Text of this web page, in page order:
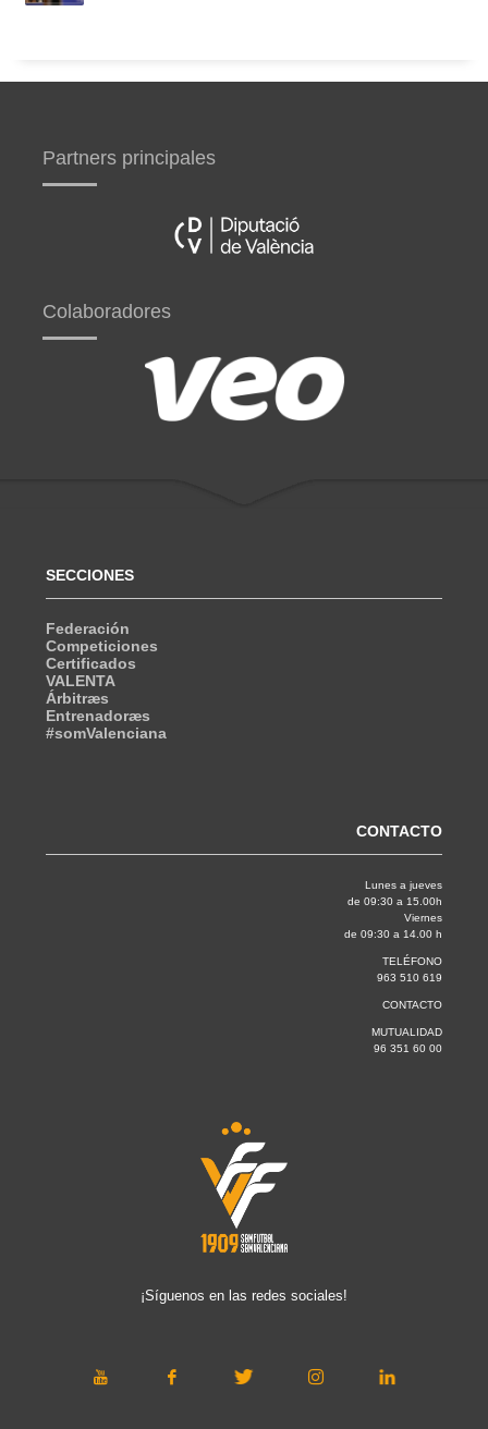
Partners principales
Colaboradores
SECCIONES
Federación
Competiciones
Certificados
VALENTA
Árbitræs
Entrenadoræs
#somValenciana
CONTACTO
Lunes a jueves
de 09:30 a 15.00h
Viernes
de 09:30 a 14.00 h
TELÉFONO
963 510 619
CONTACTO
MUTUALIDAD
96 351 60 00
¡Síguenos en las redes sociales!